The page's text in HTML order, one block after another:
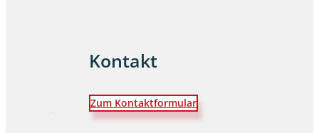
Kontakt
Zum Kontaktformular